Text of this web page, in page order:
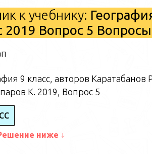
к учебнику:
2019 Вопрос 5 Вопросы
9 класс, авторов Каратабанов
К. 2019, Вопрос 5
ниже ↓